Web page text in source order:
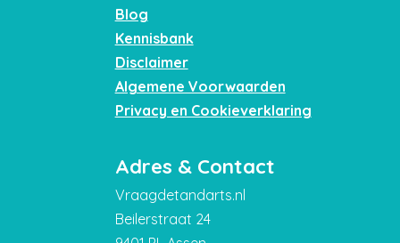
Blog
Kennisbank
Disclaimer
Algemene Voorwaarden
Privacy en Cookieverklaring
Adres & Contact
Vraagdetandarts.nl
Beilerstraat 24